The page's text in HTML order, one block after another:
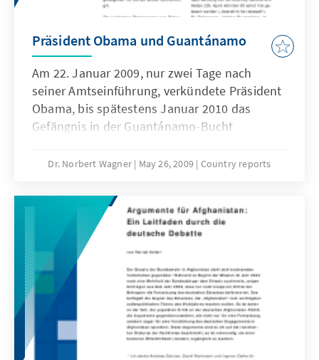
Präsident Obama und Guantánamo
Am 22. Januar 2009, nur zwei Tage nach
seiner Amtseinführung, verkündete Präsident
Obama, bis spätestens Januar 2010 das
Gefängnis in der Guantánamo-Bucht
er eine entsprechende Verfügung (executive
Ankündigung begeistert begrüßt. Es galt,
einen Makel zu beseitigen, der den Anspruch
der USA, ein Rechtsstaat zu sein, in dem
Verfassung und Recht für jedermann in
gleicher Weise gelten, befleckte. Auch John
McCain hatte sich im Wahlkampf dafür
ausgesprochen, Guantánamo zu schließen.
Dr. Norbert Wagner May 26, 2009 Country reports